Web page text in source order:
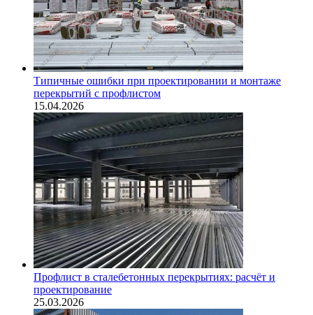
Типичные ошибки при проектировании и монтаже
перекрытий с профлистом
15.04.2026
Профлист в сталебетонных перекрытиях: расчёт и
проектирование
25.03.2026